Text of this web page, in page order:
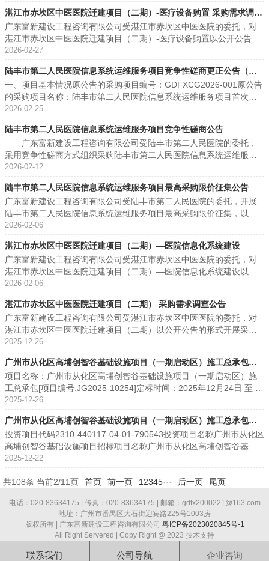
设备购置-手术器械，序号11“复位巾钳（16、18、20）-用于日常开展
手术155，带尖”，其单价由591.00元/个更正为560.00元/个。5、医疗
设备购置-手术器械，序号11“复位巾钳（16、18、20）-用于日常开展
手术210，带尖”，其单价由560.00元/个更正为591.00元/个。6、医疗
设备购置-手术器械，序号18“有齿镊（16、18、20）-用于日常开展手
术160，1×2钩”，其单价由34.32元/个更正为32.01元/个。7、医疗设
备购置-手术器械，序号18“有齿镊（16、18、20）-用于日常开展手术
180，1×2钩”，其单价由32.01元/个更正为34.32元/个。8、医疗设备
购置-手术器械，序号34“皮肤拉钩（大中小）-用于日常开展手术220×
17，钝，三齿”，其单价由354.64元/个更正为344.41元/个。9、医疗
设备购置-手术器械，序号34“皮肤拉钩（大中小）-用于日常开展手术2
20×24，钝，四齿”，其单价由344.41元/个更正为354.64元/个。10、
医疗设备购置-手术器械，序号21、25“大力剪”重复，合并为一项，其
数量、单价更正为“5把 1817.64元/把”。11、医疗设备购置-手术器
把 895.43元/把”。12、医疗设备购置-手术器械，序号23、30“老虎
钳”重复，合并为一项，其数量、单价更正为“5把 658.10元/把”。13、
医疗设备购置-手术器械，序号24、28“尖嘴钳”重复，合并为一项，其
数量、单价更正为“5把 661.90元/把”。注：更正后的采购需求调查设
26年3月20日17时30分前递交采购需求调查响应文件”更改为“参与的供
应商请于2026年3月31日17时30分前递交采购需求调查响应文件”其他
内容不变。三、采购代理机构信息1、名称：广东富新建设工程咨询有
限公司2、项目联系人：叶先生3、联系方式：18022441639广东富新
迁建项目（二期）-医疗设备购置清单（更正后）.xlsx
国联合网络通信有限公司汕尾市分公司）序号标的名称服务范围服务
要求服务时间服务标准1陆丰市第二人民医院信息系统运维服务项目按
磋商文件要求按磋商文件要求按磋商文件要求按磋商文件要求 五、评
审专家名单：李雄标、陈璐、张兆泉 六、代理服务收费标准及金额：
代理服务收费标准按固定总价人民币壹万伍仟元整（¥15,000.00）收
取，向中标（成交）供应商收取代理服务费。采购项目名称代理服务
费金额（万元）收取对象陆丰市第二人民医院信息系统运维服务项目1.
50中标（成交）供应商 七、公告期限：自本公告发布之日起1个工作
日。 八、其他补充事宜：供应商名称资格性审查符合性审查技术得分
商务得分价格得分综合得分得分排名推荐排名中国联合网络通信有限
公司汕尾市分公司通过通过65.0020.009.5094.5011中国移动通信集团
广东有限公司汕尾分公司通过通过56.6719.0010.0085.6722广东金维
科技发展有限公司通过通过45.0016.009.5070.5033广东颜宁信息技术
有限公司通过通过51.670.009.8061.464 九、凡对本次公告提出询
问，请按以下联系方式：1.采购人信息名称：陆丰市第二人民医院地
址：汕尾市陆丰市甲子镇人民路102号联系方式：189292890122.采购
代理信息名称：广东富新建设工程咨询有限公司地址：广州市番禺区
大石街迎宾路225号1003房联系方式：020-836341753.项目联系方式
广东富新建设工程咨询有限公司 2026年3月9日
湛江市赤坎区中医医院迁建项目（二期）-医疗设备购置 采购需求调查
公告
广东富新建设工程咨询有限公司受湛江市赤坎区中医医院的委托，对
湛江市赤坎区中医医院迁建项目（二期）-医疗设备购置以公开公告的
形式开展采购需求调查，现邀请有能力提供合格货物及服务的供应商
的设备清单注：具体的采购需求调查设备清单请查看附件1。二、需求
调查的内容产品型号及详细技术参数；相关产业发展；市场供给；同
类采购项目历史成交信息；后续采购情况。三、文件获取方式、提交
时间及方式1、有意愿参与调查的潜在供应商自行下载公告附件2，按
照采购需求调查响应文件格式填写，欢迎潜在供应商参与调查。2、参
与的供应商请于2026年3月20日17时30分前递交采购需求调查响应文
件。文件要求如下：2.1采购需求调查响应文件须提供纸质版一式二
份，电子版一份（可编辑的WORD版)。2.2纸质版采购需求调查响应
文件需邮寄到广州市番禺区大石街迎宾路225号时代商厦A栋10楼1003
房（邮费自付），叶先生/18022441639。2.3电子版采购需求调查响
应文件可发送至fxgs988@126.com，邮件主题及电子文件命名为“XX
公司+湛江市赤坎区中医医院迁建项目（二期）-医疗设备购置。注：
采购需求调查响应文件（含电子版）必须于2026年3月20日17时30分
前送达，在此时间后送达的响应文件将被拒收。四、采购代理机构信
息1、名称：广东富新建设工程咨询有限公司2、项目联系人：叶先生
3、联系方式：18022441639 附件1：湛江市赤坎区中医医院迁建项目
（二期）-医疗设备购置清单.xlsx附件2：采购需求调查响应文件格式
(4).docx广东富新建设工程咨询有限公司2026年2月27日
2026-02-27
陆丰市第二人民医院信息系统运维服务项目竞争性磋商更正公告（第
一次）
一、项目基本情况原公告的采购项目编号：GDFXCG2026-001原公告
的采购项目名称：陆丰市第二人民医院信息系统运维服务项目首次公
告日期：2026年2月12日二、更正信息：更正事项：采购公告与采购
公告的响应文件提交截止时间和开启时间：2026年2月27日14时30分0
0秒，更正为：2026年3月6日14时30分00秒。其他内容不变更正日
期：2026年2月25日三、其他补充事项1.更正公告为原采购公告、原采
购文件不可分割的部分，原采购公告、原采购文件相应条款与本公告
有不一致之处，以本公告为准。请供应商务必按照更正后的内容编制
投标/响应文件，本公告发布，视同书面通知所有潜在供应商。四、凡
对本次公告内容提出询问，请按以下方式联系。1.采购人信息名称：陆
丰市第二人民医院地址：汕尾市陆丰市甲子镇人民路102号联系方式：
189292890122.采购代理机构信息名称：广东富新建设工程咨询有限
公司地址：广州市番禺区大石街迎宾路225号1003房联系方式：020-8
36341753.项目联系方式项目联系人：黄先生、叶先生电话：020-836
34175、13432792408 广东富新建设工程咨询有限公司2026年2月25
日
2026-02-25
陆丰市第二人民医院信息系统运维服务项目竞争性磋商公告
广东富新建设工程咨询有限公司受陆丰市第二人民医院的委托，
采用竞争性磋商方式组织采购陆丰市第二人民医院信息系统运维服务
项目。欢迎符合资格条件的供应商参加。一、项目概述1、名称与编号
编号：GDFXCG2026-001 采购方式：竞争性磋商预算金额：800,00
0.00元2、项目内容及需求情况（采购项目技术规格、参数及要求）采
购标的数量服务期限技术规格、参数及要求最高限价陆丰市第二人民
医院信息系统运维服务项目1项1年详见第二章800,000.00元本采购项
目不接受联合体响应合同分包：不允许合同分包二、供应商的资格要
求1、供应商应具备《中华人民共和国政府采购法》第二十二条规定的
条件，提供下列材料：1）具有独立承担民事责任的能力：提供在中华
人民共和国境内注册的法人或其他组织的营业执照或事业单位法人证
书或社会团体法人登记证书复印件；（如供应商为分公司，须取得具
有法人资格的总公司（总所）出具给分公司的授权书，并提供总公司
（总所）和分公司的营业执照（执业许可证）复印件。已由总公司
（总所）授权的，总公司（总所）取得的相关资质证书对分公司有
效，法律法规或者行业另有规定的除外。）2）有依法缴纳税收和社会
保障资金的良好记录：提供2025年任意1个月缴纳税收的凭据证明材料
复印件；如依法免税的，应提供相关材料；提供2025年任意1个月社会
保障资金的凭据证明材料复印件；如依法不需要缴纳社会保障资金
的，应提供相关材料。注：供应商在响应时，按规定提供信用承诺函
即可无需提交证明材料。3）具有良好的商业信誉和健全的财务会计制
印件，或银行出具的资信证明材料复印件。注：供应商在响)时，按规
定提供信用承诺函即可无需提交证明材料。4）履行合同所必需的设备
和专业技术能力：提供履行合同所必需的设备和专业技术能力的证明
材料。注：供应商在响应时，按规定提供信用承诺函即可无需提交证
录：参照投标（报价）函相关承诺格式内容。重大违法记录，是指供
照、较大数额罚款等行政处罚。（根据财库〔2022〕3号文，“较大数
额罚款”认定为200万元以上的罚款，法律、行政法规以及国务院有关
部门明确规定相关领域“较大数额罚款”标准高于200万元的，从其规
定）。注：供应商在响应时，按规定提供信用承诺函即可无需提交证
明材料。2、本项目特定的资格要求：1)供应商未被列入“信用中国”网
2026-02-12
陆丰市第二人民医院信息系统运维服务项目最高采购限价征集公告
广东富新建设工程咨询有限公司受陆丰市第二人民医院的委托，开展
陆丰市第二人民医院信息系统运维服务项目最高采购限价征集，以确
定本项目的采购预算。欢迎符合条件的供应商于规定时间前将报价资
的文件将不予接收。一、项目内容及需求：序号标的名称数量1陆丰市
第二人民医院信息系统运维服务项目1项二、报价人资格要求：报价人
具备独立承担民事责任能力，提供在中华人民共和国境内注册的法人
或其他组织的营业执照或事业单位法人证书或社会团体法人登记证书
等复印件。三、本公告期限：自2026年2月6日至2026年2月9日。四、
递交报价文件要求：1、报价文件资料（一式两份，每页加盖公章）：
（1）法定代表人/负责人资格证明书、法定代表人/负责人授权委托
书。（2）提供在中华人民共和国境内注册的法人或其他组织的营业执
照或事业单位法人证书或社会团体法人登记证书等复印件。（3）报价
表（详见附件1格式）。2、报价文件递交时间：2026年2月6日至2026
年2月9日，每天上午 09:00:00 至 12:00:00 ，下午 14:00:00 至 17:0
0:00（北京时间，法定节假日除外）。3、报价截止时间：2026年2月
9日17时00分（北京时间）。4、报价文件送达地点：广州市番禺区大
石街迎宾路225号1003房。5、报价递交方式：现场递交或邮寄方式将
报价文件在报价截止时间前送达规定地点。五、其他声明：本次征集
资料与供应商后续投标工作无直接关联，是否采纳相关数据，由我司
及招标人决定。六、招标代理联系方式：1、采购代理机构：广东富新
建设工程咨询有限公司2、地址：广州市番禺区大石街迎宾路225号10
5 2026年2月6日（采购需求）陆丰市第二人民
2026-02-06
湛江市赤坎区中医医院迁建项目（二期）—医院信息化系统建设
广东富新建设工程咨询有限公司受湛江市赤坎区中医医院的委托，对
湛江市赤坎区中医医院迁建项目（二期）—医院信息化系统建设以公
开公告的形式开展采购需求调查，现邀请有能力提供合格货物及服务
调查的清单根据赤坎区中医医院的目标是要达到电子病历四级、互联
互通四级乙等，结合医院现有的信息化规划建设情况，基于专业的战
略咨询规划方法，按照 “总体规划、分步建设、逐步推进”的建设思
路，进行整体设计，在一期项目基础之上，制定本项目的建设内容，
具体内容如下：1) 重构底层架构，实现业务互联互通；2) 满足电子病
历四级、互联互通四级乙等的要求；3) 满足医院信息化建设基本规
范、医院信息系统基本功能规范的要求；4) 为后期进一步信息化建设
奠定坚实的可持续的基础。注：具体的采购需求调查清单请查看附件
1。二、需求调查的内容技术参数方案；相关产业发展；市场供给；同
类采购项目历史成交信息；后续采购情况。三、文件获取方式、提交
时间及方式1、有意愿参与调查的潜在供应商自行下载公告附件，按照
采购需求调查响应文件格式（附件2）填写，欢迎潜在供应商参与调
查。2、参与的供应商请于2026年2月14日17时30分前递交采购需求调
查响应文件。文件要求如下：2.1采购需求调查响应文件须提供纸质版
一式二份，电子版一份（可编辑的WORD版)。2.2纸质版采购需求调
查响应文件需邮寄到：广州市番禺区大石街迎宾路225号时代商厦A栋
10楼1003房（邮费自付），叶先生/18022441639。2.3电子版采购需
求调查响应文件可发送至fxgs988@126.com，邮件主题及电子文件命
名为“XX公司+湛江市赤坎区中医医院迁建项目（二期）—医院信息化
系统建设。注：采购需求调查响应文件（含电子版）必须于2026年2月
2026-02-06
湛江市赤坎区中医医院迁建项目（二期） 采购需求调查公告
广东富新建设工程咨询有限公司受湛江市赤坎区中医医院的委托，对
湛江市赤坎区中医医院迁建项目（二期）以公开公告的形式开展采购
需求调查，现邀请有能力提供合格货物及服务的供应商参与本项目的
号设备名称功能简述数量单价合计1脉动真空灭菌器1、环形加强筋结
构，内壳SUS316不锈钢材料，厚度≥6mm，夹套SUS304不锈钢材料,
厚度≥8mm。2、采用脉动、跨压脉动、正压脉动三种模式进行真空处
理。3、具有脉动真空、置换两种升温模式的灭菌方式。4、采用真空
干燥和连续脉冲干燥结合的方式对灭菌后的器械进行干燥。5、配置冷
锅预热、B&D测试、泄漏测试、PCD测试、A/D测试等测试模式。2台4
41000.00882000.00 2数字化X线摄影DR机1用途：具备数字透视、数
字点片摄影和数字DR摄影功能，利用它可以进行胸部和腹部透视、泌
尿生殖系统造影、下肢静脉等多种造影；可以进行头颅、胸部、腹部
屏具备：人体图形化模块、3D摆位指示（医生选择需要拍摄的部位，
自动生成摆位示意图，引导病人快速完成摆位）、进行双向传输患者
体位协议。4.球管上下升降范围大，轻松满足膝关节、踝关节等低位摄
影的要求。1台2575000.002575000.003医用磁共振成像设备1.5T(M
RI)（含水冷机、医用显示器、铁磁探测系统、无磁高压注射器、无磁
R（磁共振成像）是医学影像检查技术，主要用于以下用途： 神经系
2025-12-26
广州市从化区高埔创智谷基础设施项目（一期启动区）施工总承包中
标结果公告
项目名称：广州市从化区高埔创智谷基础设施项目（一期启动区）施
工总承包[项目编号:JG2025-10254]定标时间：2025年12月24日 至 2
025年12月24日公示时间：2025年12月24日 序号单位名称答辩因素得
62(主)中铁一局集团有限公司;(成)中铁(广州)投资发展有限公司76.401
4.8891.283长大市政工程(广东)有限公司70.4014.9385.334中铁二局
集团有限公司0.0014.7214.725河南立哲建设工程有限公司59.0014.68
73.686重庆乾和建筑工程有限公司55.0014.7769.77 中标人：(主)中铁
12176.664829万元项目负责人： 杨博 根据《中华人民共和国招标投
投标活动不符合法律、行政法规规定的，可以自公示之日起10日内向
有关行政监督部门投诉。投诉应当递交投诉书，投诉书的内容应符合
《工程建设项目招标投标活动投诉处理办法》（7部委第11号令）第七
· 联系地址：广州市从化区街口街河滨南路碧溪一巷3幢2层· 联系电
2025-12-26
广州市从化区高埔创智谷基础设施项目（一期启动区）施工总承包中
标候选人公示
投资项目代码2310-440117-04-01-790543投资项目名称广州市从化区
高埔创智谷基础设施项目招标项目名称广州市从化区高埔创智谷基础
设施项目（一期启动区）施工总承包标段（包）名称广州市从化区高
化区高埔创智谷基础设施项目（一期启动区）施工总承包中标候选人
项目评标结果如下： 序号投标单位投标报价(元)统一社会信用代码后
4位(除校验码外)1重庆乾和建筑工程有限公司122391251.284463H2
(主)中铁一局集团有限公司;(成)中铁(广州)投资发展有限公司1217666
48.29(主)2345A(成)86D4W3中铁二局集团有限公司118863548.46KR
7X34河南立哲建设工程有限公司122836737.595050H5广东省基础工
2025-12-22
共108条 当前2/11页 首页 前一页 1 2345··· 后一页 尾页
电话：020-83634175 | 传真：020-83634175 | 邮箱：gdfx2000221@163.com
地址：广州市番禺区大石街迎宾路225号1003房
版权所有 | 广东富新建设工程咨询有限公司 粤ICP备2023020845号-1
All Right Servered | Copy Right @ 2023 技术支持
联系我们 公司导航 企业咨询